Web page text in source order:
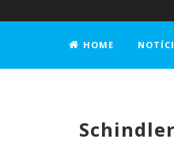
HOME